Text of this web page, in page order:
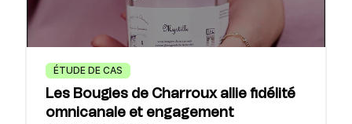
ÉTUDE DE CAS
Les Bougies de Charroux allie fidélité
omnicanale et engagement